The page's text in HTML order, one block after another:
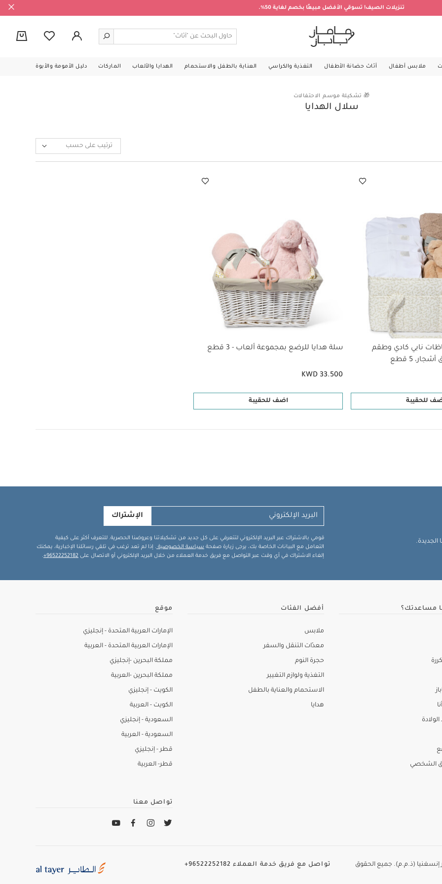
تنزيلات الصيف! تسوقي الأفضل مبيعًا بخصم لغاية 50%.
ملابس أطفال أثاث حضانة الأطفال التغذية والكراسي العناية بالطفل والاستحمام الهدايا والألعاب الماركات دليل الأمومة والأبوة
🎁 تشكيلة موسم الاحتفالات
سلال الهدايا
ترتيب على حسب
نابي كادي وطقم
5 قطع
للحقيبة
سلة هدايا للرضع بمجموعة ألعاب - 3 قطع
KWD 33.500
اضف للحقيبة
الجديدة.
الإشتراك
قومي بالاشتراك عبر البريد الإلكتروني لتتعرفي على كل جديد من تشكيلاتنا وعروضنا الحصرية. للتعرف أكثر على كيفية
التعامل مع البيانات الخاصة بك، يرجى زيارة صفحة سياسة الخصوصية . إذا لم تعد ترغب في تلقي رسائلنا الإخبارية، يمكنك
إلغاء الاشتراك في أي وقت عبر التواصل مع فريق خدمة العملاء من خلال البريد الإلكتروني أو الاتصال على 96522252182+
.
مساعدتك؟
الشخصي
أفضل الفئات
ملابس
معدّات التنقل والسفر
حجرة النوم
التغذية ولوازم التغيير
الاستحمام والعناية بالطفل
هدايا
موقع
الإمارات العربية المتحدة - إنجليزي
الإمارات العربية المتحدة - العربية
مملكة البحرين -إنجليزي
مملكة البحرين -العربية
الكويت - إنجليزي
الكويت - العربية
السعودية - إنجليزي
السعودية - العربية
قطر - إنجليزي
قطر- العربية
تواصل معنا
الطاير إنسغنيا (ذ.م.م). جميع الحقوق
تواصل مع فريق خدمة العملاء 96522252182+